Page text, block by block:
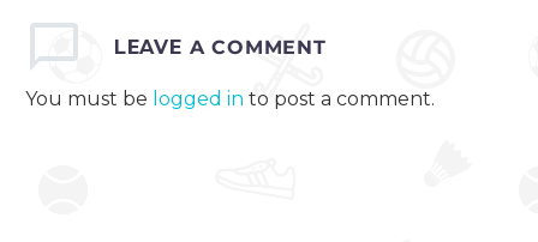
LEAVE A COMMENT
You must be logged in to post a comment.